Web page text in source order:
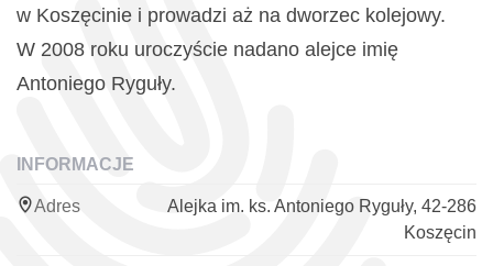
w Koszęcinie i prowadzi aż na dworzec kolejowy.
W 2008 roku uroczyście nadano alejce imię
Antoniego Ryguły.
INFORMACJE
Adres
Alejka im. ks. Antoniego Ryguły, 42-286
Koszęcin